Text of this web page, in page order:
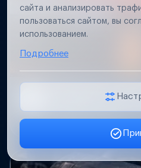
Не работает свет
Проверим проводку и
сайта и анализировать
пользоваться сайтом, вы
использованием.
Подробнее
Заявка